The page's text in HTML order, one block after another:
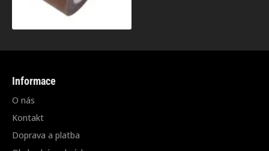
Informace
O nás
Kontakt
Doprava a platba